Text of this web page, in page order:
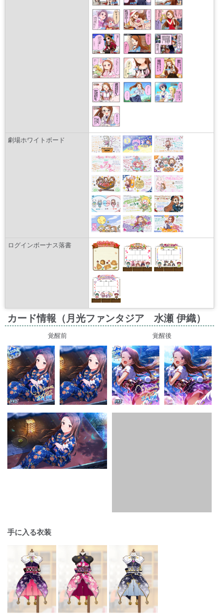
劇場ホワイトボード
ログインボーナス落書
カード情報（月光ファンタジア 水瀬 伊織）
覚醒前 覚醒後
入手時 マスターランク4 マスターランク5
ライフ ボーカル ダンス
最大